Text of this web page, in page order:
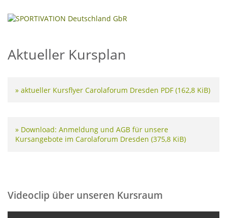
Aktueller Kursplan
» aktueller Kursflyer Carolaforum Dresden PDF(162,8 KiB)
» Download: Anmeldung und AGB für unsere
Kursangebote im Carolaforum Dresden(375,8 KiB)
Videoclip über unseren Kursraum